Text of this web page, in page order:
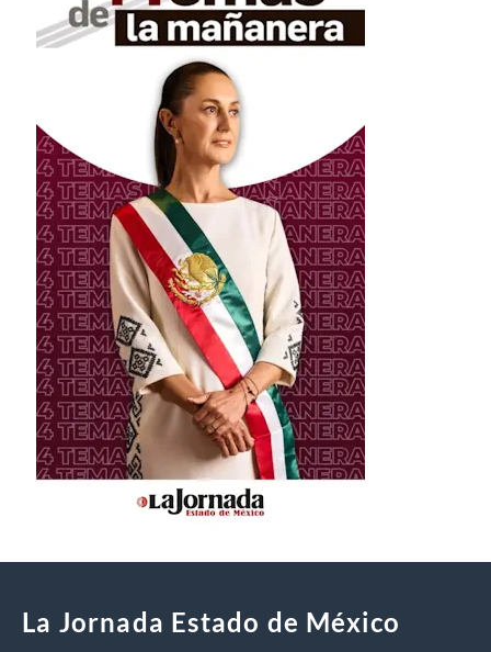
La Jornada Estado de México